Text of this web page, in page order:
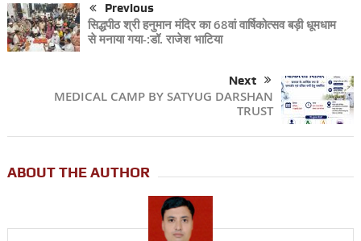
Previous
सिद्धपीठ श्री हनुमान मंदिर का 68वां वार्षिकोत्सव बड़ी धूमधाम
से मनाया गया-:डॉ. राजेश भाटिया
Next
MEDICAL CAMP BY SATYUG DARSHAN
TRUST
ABOUT THE AUTHOR